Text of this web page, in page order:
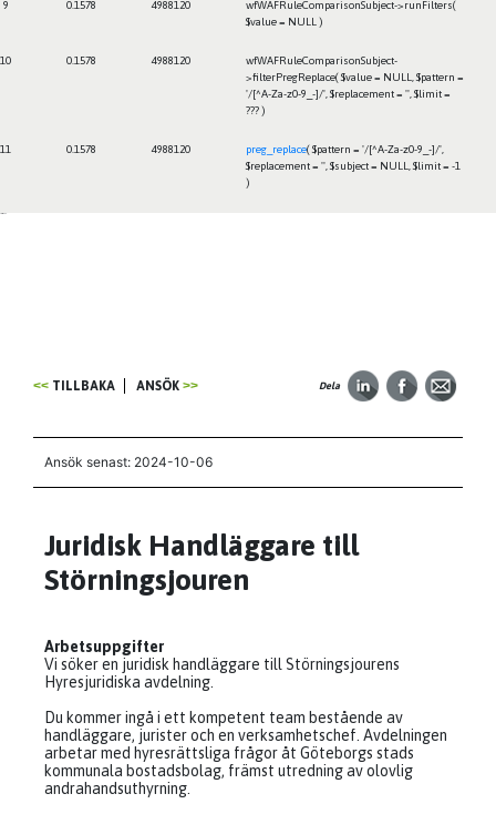
9 0.1578 4988120
wfWAFRuleComparisonSubject->runFilters(
$value = NULL )
10 0.1578 4988120
wfWAFRuleComparisonSubject-
>filterPregReplace($value = NULL
$pattern =
'/[^A-Za-z0-9_-]/' $replacement = '' $limit =
??? )
11 0.1578 4988120 preg_replace($pattern = '/[^A-Za-z0-9_-]/'
$replacement = '' $subject = NULL $limit = -1
)
TILLBAKA ANSÖK Dela
Ansök senast: 2024-10-06
Juridisk Handläggare till
Störningsjouren
Arbetsuppgifter
Vi söker en juridisk handläggare till Störningsjourens
Hyresjuridiska avdelning.
Du kommer ingå i ett kompetent team bestående av
handläggare, jurister och en verksamhetschef. Avdelningen
arbetar med hyresrättsliga frågor åt Göteborgs stads
kommunala bostadsbolag, främst utredning av olovlig
andrahandsuthyrning.